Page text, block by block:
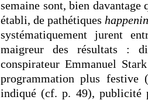
semaine sont, bien davantage
établi, de pathétiques
systématiquement jurent
maigreur des résultats :
conspirateur Emmanuel
programmation plus
indiqué (cf. p. 49), publicité